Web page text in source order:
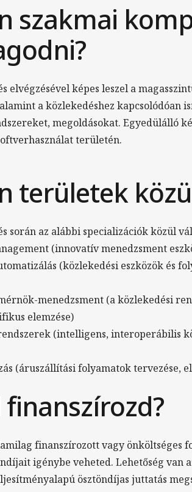
szakmai
elvégzésével képes leszel a
a közlekedéshez kapcsolódóan
megoldásokat. Egyedülálló
területén.
területek
során az alábbi specializációk közül
(innovatív menedzsment
(közlekedési eszközök és
menedzsment (a közlekedési
elemzése)
(intelligens, interoperábilis
(áruszállítási folyamatok tervezése,
finanszírozott vagy önköltséges
igénybe veheted. Lehetőség van
ösztöndíjas juttatás